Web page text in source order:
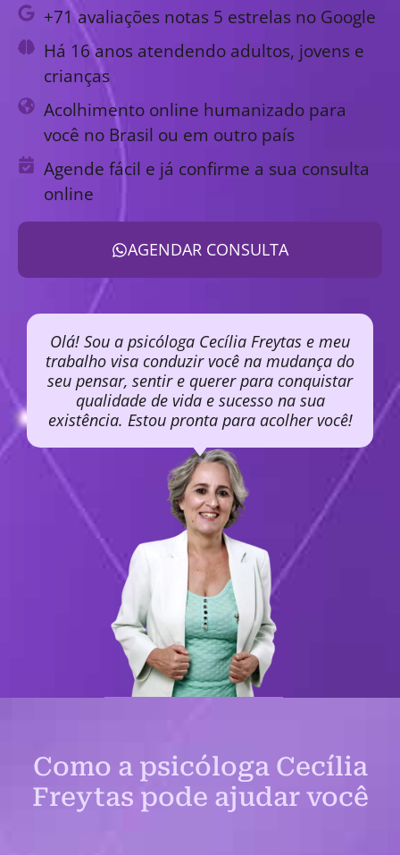
+71 avaliações notas 5 estrelas no Google
Há 16 anos atendendo adultos, jovens e
crianças
Acolhimento online humanizado para
você no Brasil ou em outro país
Agende fácil e já confirme a sua consulta
online
AGENDAR CONSULTA
Olá! Sou a psicóloga Cecília Freytas e meu
trabalho visa conduzir você na mudança do
seu pensar, sentir e querer para conquistar
qualidade de vida e sucesso na sua
existência. Estou pronta para acolher você!
Como a psicóloga Cecília
Freytas pode ajudar você